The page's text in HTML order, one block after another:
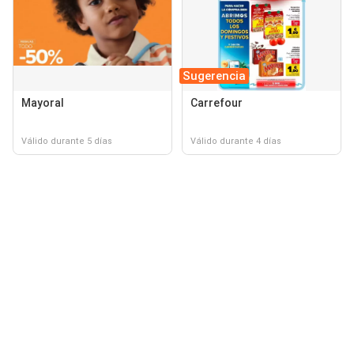
Mayoral
Válido durante 5 días
Sugerencia
Carrefour
Válido durante 4 días